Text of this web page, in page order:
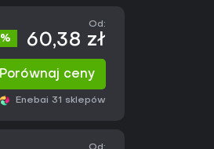
Od:
60,38 zł
Porównaj ceny
Enebai 31 sklepów